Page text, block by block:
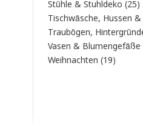
Stühle & Stuhldeko 2525
Tischwäsche, Hussen
Traubögen,
Vasen & Blumengefäße
Weihnachten 1919